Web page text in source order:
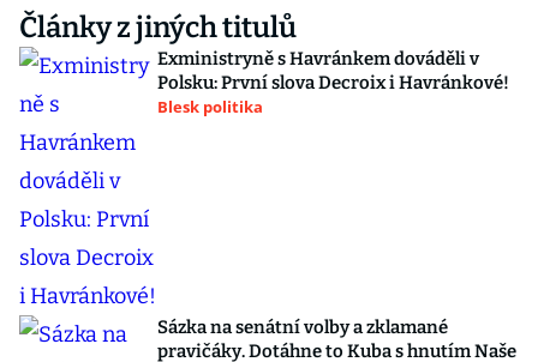
Články z jiných titulů
Exministryně s Havránkem dováděli v
Polsku: První slova Decroix i Havránkové!
Blesk politika
Sázka na senátní volby a zklamané
pravičáky. Dotáhne to Kuba s hnutím Naše